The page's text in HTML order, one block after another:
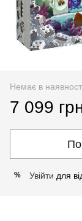
Немає в
7 099
% Увійти для